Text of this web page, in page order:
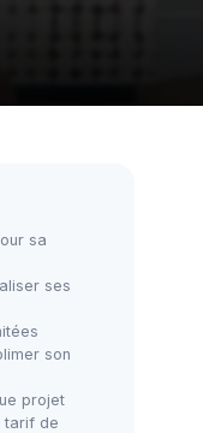
sa
ses
son
projet
tarif de